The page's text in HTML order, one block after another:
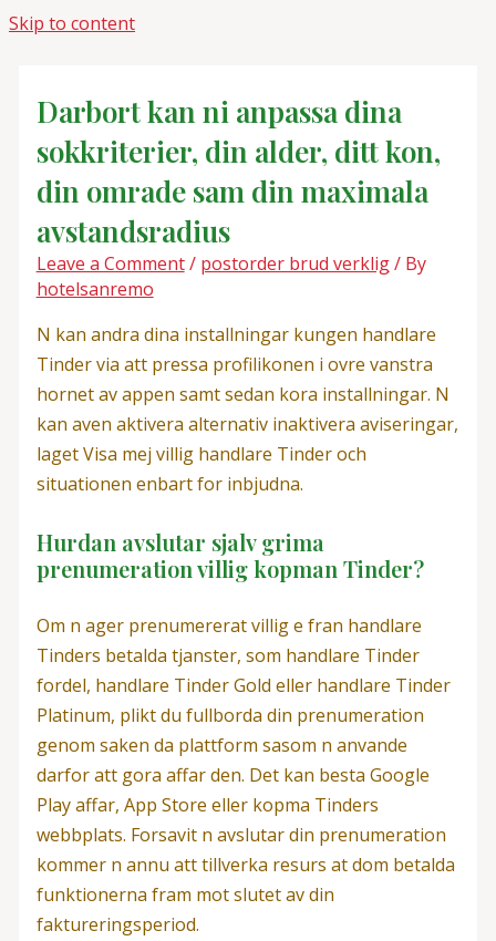
Skip to content
Darbort kan ni anpassa dina
sokkriterier, din alder, ditt kon,
din omrade sam din maximala
avstandsradius
Leave a Comment/ postorder brud verklig/ By
hotelsanremo
N kan andra dina installningar kungen handlare
Tinder via att pressa profilikonen i ovre vanstra
hornet av appen samt sedan kora installningar. N
kan aven aktivera alternativ inaktivera aviseringar,
laget Visa mej villig handlare Tinder och
situationen enbart for inbjudna.
Hurdan avslutar sjalv grima
prenumeration villig kopman Tinder?
Om n ager prenumererat villig e fran handlare
Tinders betalda tjanster, som handlare Tinder
fordel, handlare Tinder Gold eller handlare Tinder
Platinum, plikt du fullborda din prenumeration
genom saken da plattform sasom n anvande
darfor att gora affar den. Det kan besta Google
Play affar, App Store eller kopma Tinders
webbplats. Forsavit n avslutar din prenumeration
kommer n annu att tillverka resurs at dom betalda
funktionerna fram mot slutet av din
faktureringsperiod.